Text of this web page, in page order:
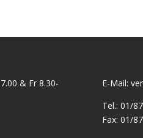
& Fr 8.30-
E-Mail:
Tel.: 01/
Fax: 01/